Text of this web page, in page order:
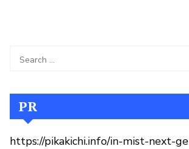
PR
https://pikakichi.info/in-mist-next-